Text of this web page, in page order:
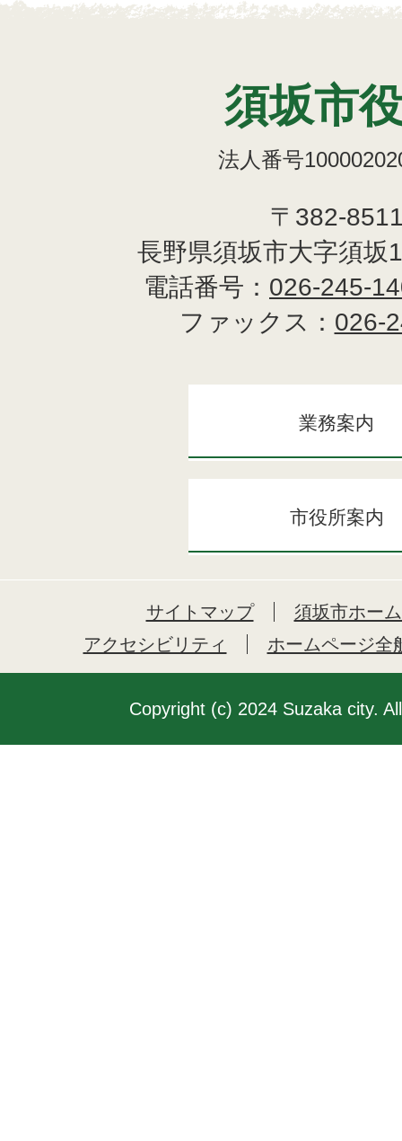
須坂市
法人番号
〒382-
長野県須坂市大字須坂
電話番号： 026-245-
ファックス： 026-
業務案内
市役所案内
サイトマップ
須坂市ホー
アクセシビリティ
ホームページ全
Copyright (c) 2024 Suzaka city.